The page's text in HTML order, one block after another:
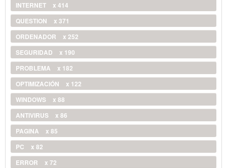
INTERNET
x 414
QUESTION
x 371
ORDENADOR
x 252
SEGURIDAD
x 190
PROBLEMA
x 182
OPTIMIZACIÓN
x 122
WINDOWS
x 88
ANTIVIRUS
x 86
PAGINA
x 85
PC
x 82
ERROR
x 72